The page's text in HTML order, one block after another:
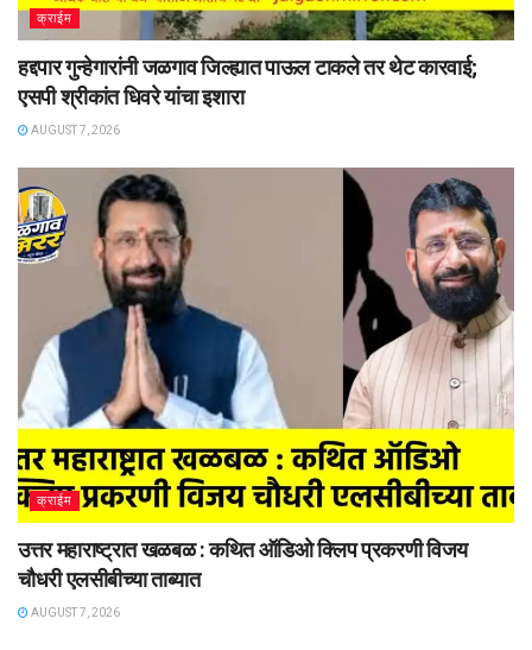
क्राईम
हद्दपार गुन्हेगारांनी जळगाव जिल्ह्यात पाऊल टाकले तर थेट कारवाई;
एसपी श्रीकांत धिवरे यांचा इशारा
AUGUST 7, 2026
क्राईम
उत्तर महाराष्ट्रात खळबळ : कथित ऑडिओ क्लिप प्रकरणी विजय
चौधरी एलसीबीच्या ताब्यात
AUGUST 7, 2026